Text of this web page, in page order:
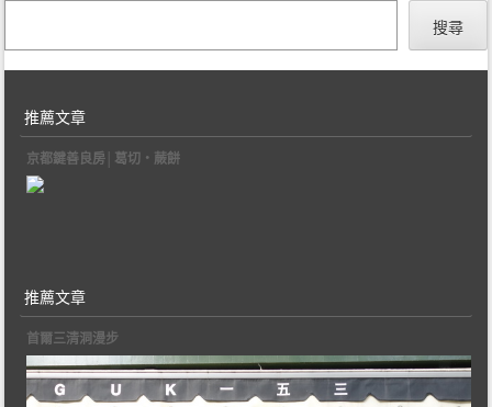
搜尋
推薦文章
京都鍵善良房│葛切‧蕨餅
推薦文章
首爾三清洞漫步